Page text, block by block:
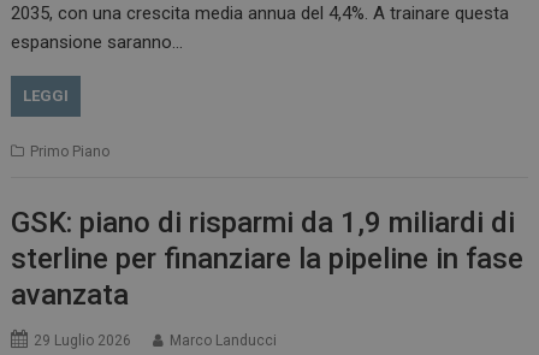
2035, con una crescita media annua del 4,4%. A trainare questa
espansione saranno…
LEGGI
Primo Piano
GSK: piano di risparmi da 1,9 miliardi di
sterline per finanziare la pipeline in fase
avanzata
29 Luglio 2026 Marco Landucci